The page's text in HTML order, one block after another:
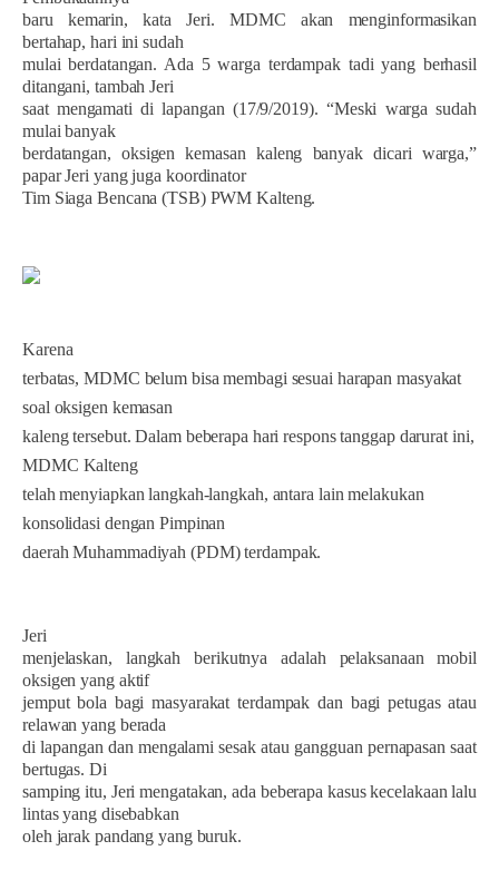
baru kemarin, kata Jeri. MDMC akan menginformasikan
bertahap, hari ini sudah
mulai berdatangan. Ada 5 warga terdampak tadi yang berhasil
ditangani, tambah Jeri
saat mengamati di lapangan (17/9/2019). “Meski warga sudah
mulai banyak
berdatangan, oksigen kemasan kaleng banyak dicari warga,”
papar Jeri yang juga koordinator
Tim Siaga Bencana (TSB) PWM Kalteng.
Karena
terbatas, MDMC belum bisa membagi sesuai harapan masyakat
soal oksigen kemasan
kaleng tersebut. Dalam beberapa hari respons tanggap darurat ini,
MDMC Kalteng
telah menyiapkan langkah-langkah, antara lain melakukan
konsolidasi dengan Pimpinan
daerah Muhammadiyah (PDM) terdampak.
Jeri
menjelaskan, langkah berikutnya adalah pelaksanaan mobil
oksigen yang aktif
jemput bola bagi masyarakat terdampak dan bagi petugas atau
relawan yang berada
di lapangan dan mengalami sesak atau gangguan pernapasan saat
bertugas. Di
samping itu, Jeri mengatakan, ada beberapa kasus kecelakaan lalu
lintas yang disebabkan
oleh jarak pandang yang buruk.